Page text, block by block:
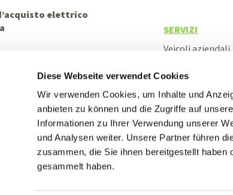
Diese Webseite verwendet Cookies
Wir verwenden Cookies, um Inhalte und
anbieten zu können und die Zugriffe auf
Informationen zu Ihrer Verwendung unserer
und Analysen weiter. Unsere Partner führen
zusammen, die Sie ihnen bereitgestellt
gesammelt haben.
elettrico
SERVIZI
Veicoli aziendali
Fatturazione